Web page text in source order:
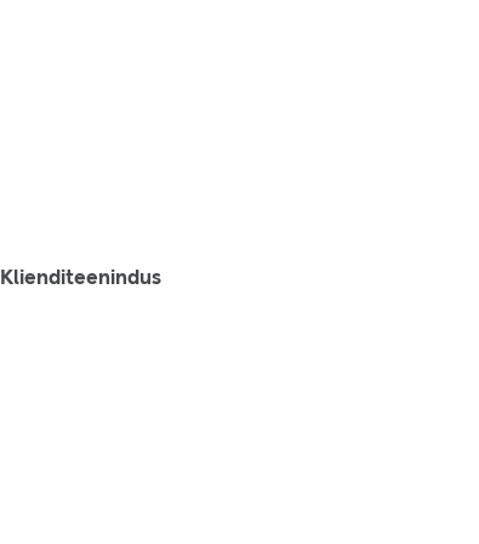
Klienditeenindus